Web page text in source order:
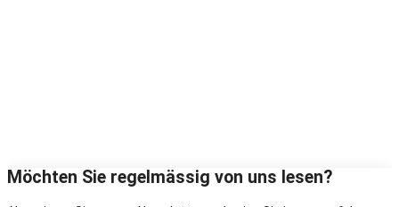
Möchten Sie regelmässig von uns lesen?